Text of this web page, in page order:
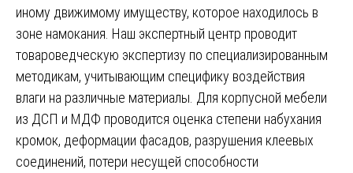
иному движимому имуществу, которое находилось в
зоне намокания. Наш экспертный центр проводит
товароведческую экспертизу по специализированным
методикам, учитывающим специфику воздействия
влаги на различные материалы. Для корпусной мебели
из ДСП и МДФ проводится оценка степени набухания
кромок, деформации фасадов, разрушения клеевых
соединений, потери несущей способности